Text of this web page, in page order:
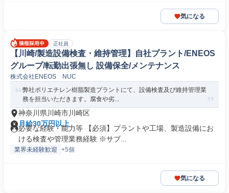
気になる
正社員
【川崎/製造設備検査・維持管理】自社プラント/ENEOS
グループ/転勤出張無し 設備保全/メンテナンス
株式会社ENEOS NUC
弊社ポリエチレン樹脂製造プラントにて、設備検査及び維持管理業
務を担当いただきます。腐食や劣...
神奈川県川崎市川崎区
月給30万円以上
必要な経験・能力等 【必須】プラントや工場、製造設備にお
ける検査や管理業務経験 ※サブ...
業界未経験歓迎 +5個
気になる